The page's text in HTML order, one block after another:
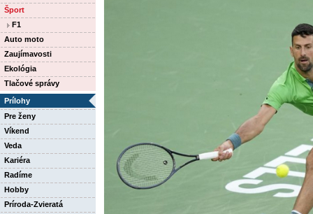
Šport
F1
Auto moto
Zaujímavosti
Ekológia
Tlačové správy
Prílohy
Pre ženy
Víkend
Veda
Kariéra
Radíme
Hobby
Príroda-Zvieratá